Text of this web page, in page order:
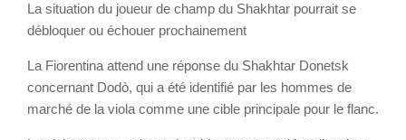
La situation du joueur de champ du Shakhtar pourrait se
débloquer ou échouer prochainement
La Fiorentina attend une réponse du Shakhtar Donetsk
concernant Dodò, qui a été identifié par les hommes de
marché de la viola comme une cible principale pour le flanc.